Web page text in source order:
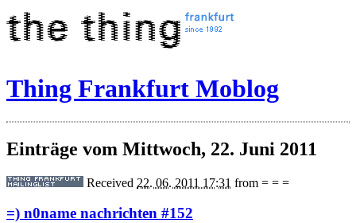
Thing Frankfurt Moblog
Einträge vom Mittwoch, 22. Juni 2011
Received 22. 06. 2011 17:31 from = = =
=) n0name nachrichten #152